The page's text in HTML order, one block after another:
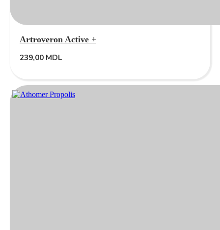
Artroveron Active +
239,00 MDL